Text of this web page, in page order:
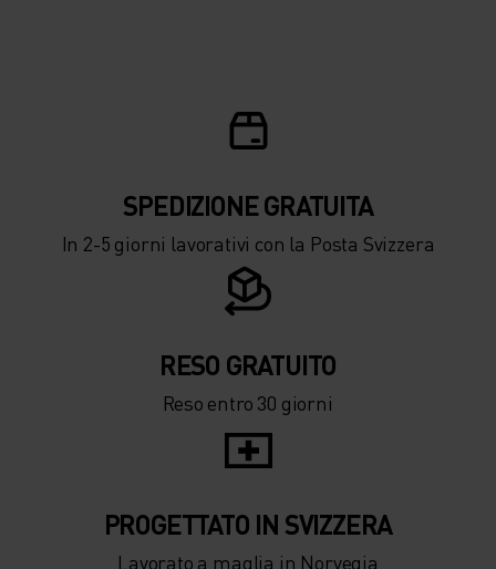
SPEDIZIONE ​​​​​​GRATUITA
In 2-5 giorni lavorativi con la Posta Svizzera
RESO GRATUITO
Reso entro 30 giorni
PROGETTATO IN SVIZZERA
Lavorato a maglia in Norvegia